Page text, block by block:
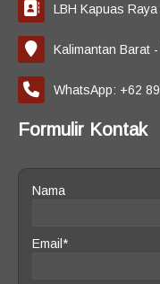
LBH Kapuas
Kalimantan Barat
WhatsApp: +62
Formulir Kontak
Nama
Email*